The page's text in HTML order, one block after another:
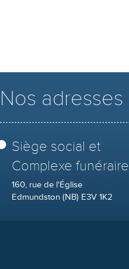
Nos adresses
Siège social et
Complexe funéraire
160, rue de l'Église
Edmundston (NB) E3V 1K2